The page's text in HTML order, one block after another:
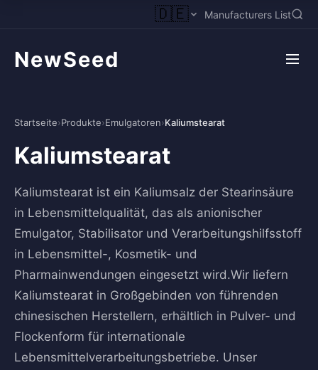
🇩🇪 Manufacturers List
NewSeed
Startseite›Produkte›Emulgatoren›Kaliumstearat
Kaliumstearat
Kaliumstearat ist ein Kaliumsalz der Stearinsäure
in Lebensmittelqualität, das als anionischer
Emulgator, Stabilisator und Verarbeitungshilfsstoff
in Lebensmittel-, Kosmetik- und
Pharmainwendungen eingesetzt wird.Wir liefern
Kaliumstearat in Großgebinden von führenden
chinesischen Herstellern, erhältlich in Pulver- und
Flockenform für internationale
Lebensmittelverarbeitungsbetriebe. Unser